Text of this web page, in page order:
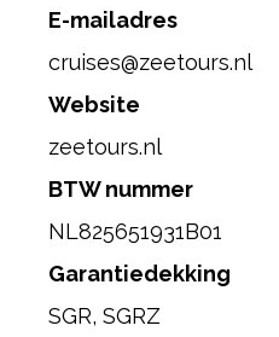
E-mailadres
cruises@zeetours.nl
Website
zeetours.nl
BTW nummer
NL825651931B01
Garantiedekking
SGR, SGRZ